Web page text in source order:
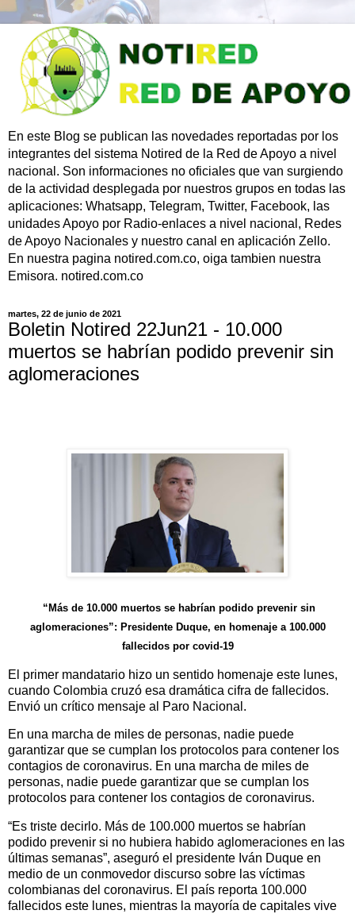
En este Blog se publican las novedades reportadas por los
integrantes del sistema Notired de la Red de Apoyo a nivel
nacional. Son informaciones no oficiales que van surgiendo
de la actividad desplegada por nuestros grupos en todas las
aplicaciones: Whatsapp, Telegram, Twitter, Facebook, las
unidades Apoyo por Radio-enlaces a nivel nacional, Redes
de Apoyo Nacionales y nuestro canal en aplicación Zello.
En nuestra pagina notired.com.co, oiga tambien nuestra
Emisora. notired.com.co
martes, 22 de junio de 2021
Boletin Notired 22Jun21 - 10.000
muertos se habrían podido prevenir sin
aglomeraciones
“Más de 10.000 muertos se habrían podido prevenir sin
aglomeraciones”: Presidente Duque, en homenaje a 100.000
fallecidos por covid-19
El primer mandatario hizo un sentido homenaje este lunes,
cuando Colombia cruzó esa dramática cifra de fallecidos.
Envió un crítico mensaje al Paro Nacional.
En una marcha de miles de personas, nadie puede
garantizar que se cumplan los protocolos para contener los
contagios de coronavirus. En una marcha de miles de
personas, nadie puede garantizar que se cumplan los
protocolos para contener los contagios de coronavirus.
“Es triste decirlo. Más de 100.000 muertos se habrían
podido prevenir si no hubiera habido aglomeraciones en las
últimas semanas”, aseguró el presidente Iván Duque en
medio de un conmovedor discurso sobre las víctimas
colombianas del coronavirus. El país reporta 100.000
fallecidos este lunes, mientras la mayoría de capitales vive